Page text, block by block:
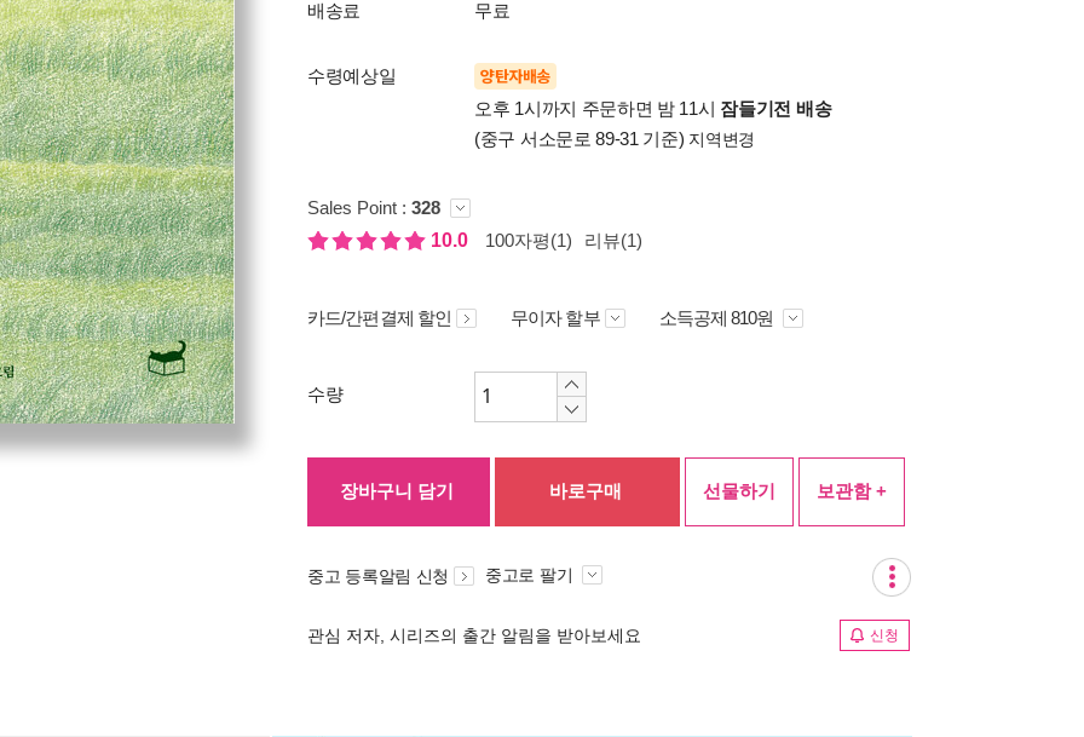
배송료 무료
수령예상일 양탄자배송
오후 1시까지 주문하면 밤 11시 잠들기전 배송
(중구 서소문로 89-31 기준) 지역변경
Sales Point : 328
10.0
100자평(1) 리뷰(1)
카드/간편결제 할인 무이자 할부 소득공제 810원
수량
장바구니 담기 바로구매 선물하기 보관함 +
중고 등록알림 신청 중고로 팔기
관심 저자, 시리즈의 출간 알림을 받아보세요 신청